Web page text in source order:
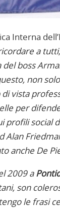
Interna
a
boss
non
vista
per
social
Alan
anche De
2009 a
son
le frasi